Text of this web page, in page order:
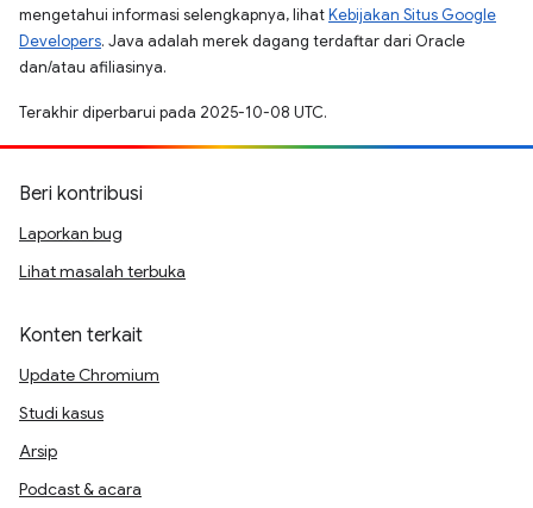
mengetahui informasi selengkapnya, lihatKebijakan Situs Google
Developers. Java adalah merek dagang terdaftar dari Oracle
dan/atau afiliasinya.
Terakhir diperbarui pada 2025-10-08 UTC.
Beri kontribusi
Laporkan bug
Lihat masalah terbuka
Konten terkait
Update Chromium
Studi kasus
Arsip
Podcast & acara